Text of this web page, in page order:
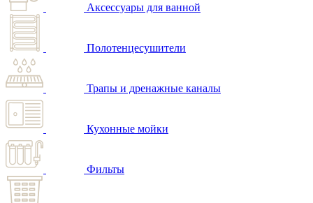
Аксессуары для ванной
Полотенцесушители
Трапы и дренажные каналы
Кухонные мойки
Фильты